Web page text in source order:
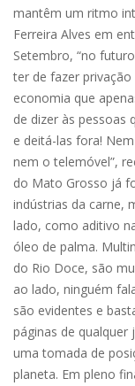
mantêm um ritmo
Ferreira Alves em
Setembro, “no
ter de fazer
economia que
de dizer às pessoas
e deitá-las fora!
nem o telemóvel”,
do Mato Grosso já
indústrias da carne,
lado, como aditivo
óleo de palma.
do Rio Doce, são
ao lado, ninguém
são evidentes e
páginas de qualquer
uma tomada de
planeta. Em pleno